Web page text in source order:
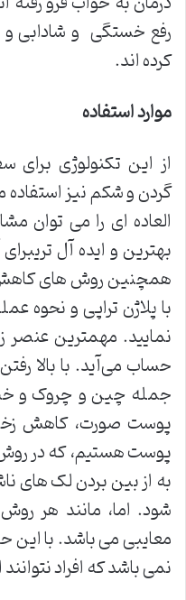
رفع خستگی و شادابی
کرده اند.
موارد استفاده
از این تکنولوژی
گردن و شکم نیز
العاده ای را می توان
بهترین و ایده آل
همچنین روش های کاهش
با پلاژن تراپی و نحوه
نمایید. مهمترین
حساب می‌آید. با بالا
جمله چین و چروک و
پوست صورت، کاهش
پوست هستیم، که در روش
به از بین بردن لک های
­شود. اما، مانند هر روش
معایبی می ­باشد. با این
نمی ­باشد که افراد